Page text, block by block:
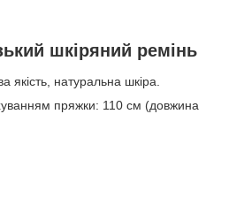
шкіряний ремінь
якість, натуральна шкіра.
пряжки: 110 см (довжина